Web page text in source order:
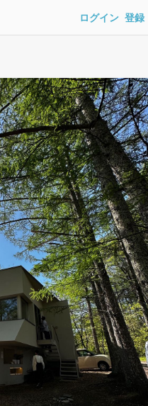
ログイン 登録